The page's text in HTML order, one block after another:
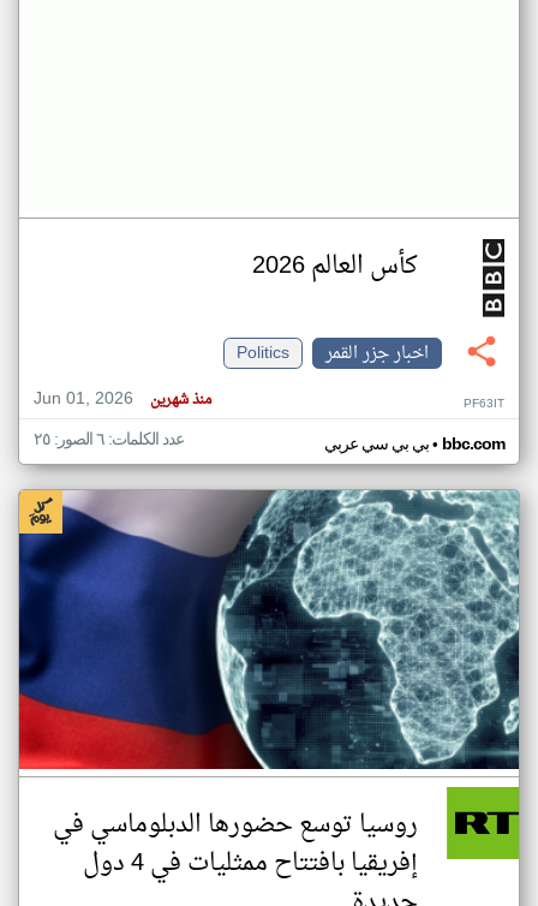
كأس العالم 2026
اخبار جزر القمر
Politics
Jun 01, 2026
منذ شهرين PF63IT
بي بي سي عربي• bbc.com عدد الكلمات: ٦ الصور: ٢٥
روسيا توسع حضورها الدبلوماسي في
إفريقيا بافتتاح ممثليات في 4 دول